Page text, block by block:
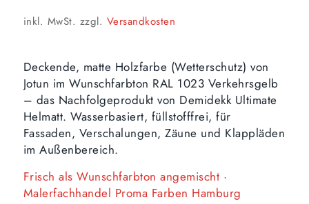
inkl. MwSt. zzgl. Versandkosten
Deckende, matte Holzfarbe (Wetterschutz) von
Jotun im Wunschfarbton RAL 1023 Verkehrsgelb
– das Nachfolgeprodukt von Demidekk Ultimate
Helmatt. Wasserbasiert, füllstofffrei, für
Fassaden, Verschalungen, Zäune und Klappläden
im Außenbereich.
Frisch als Wunschfarbton angemischt ·
Malerfachhandel Proma Farben Hamburg